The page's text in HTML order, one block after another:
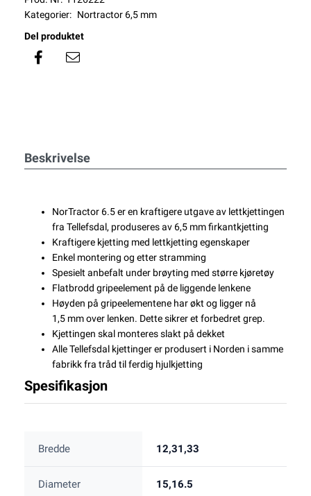
Kategorier: Nortractor 6,5 mm
Del produktet
Beskrivelse
NorTractor 6.5 er en kraftigere utgave av lettkjettingen
fra Tellefsdal, produseres av 6,5 mm firkantkjetting
Kraftigere kjetting med lettkjetting egenskaper
Enkel montering og etter stramming
Spesielt anbefalt under brøyting med større kjøretøy
Flatbrodd gripeelement på de liggende lenkene
Høyden på gripeelementene har økt og ligger nå
1,5 mm over lenken. Dette sikrer et forbedret grep.
Kjettingen skal monteres slakt på dekket
Alle Tellefsdal kjettinger er produsert i Norden i samme
fabrikk fra tråd til ferdig hjulkjetting
Spesifikasjon
Bredde 12,31,33
Diameter 15,16.5